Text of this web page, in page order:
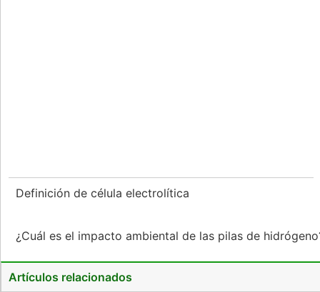
Definición de célula electrolítica
¿Cuál es el impacto ambiental de las pilas de
Artículos relacionados